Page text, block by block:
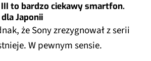
III to bardzo ciekawy smartfon.
Japonii
że Sony zrezygnował z serii
W pewnym sensie.